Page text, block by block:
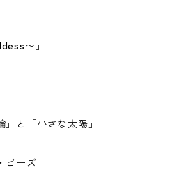
〜」
と「小さな太陽」
ビーズ